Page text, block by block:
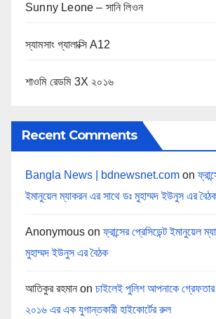
Sunny Leone – সানি লিওন
স্যামসাং গ্যালাক্সি A12
শাওমি রেডমি 3X ২০১৬
Recent Comments
Bangla News | bdnewsnet.com on
ইমানুয়েল ম্যাকরন এর সাথে ডঃ মুহাম্মদ ইউনুস এর
Anonymous onফ্রান্সের প্রেসিডেন্ট ইমানুয়েল
মুহাম্মদ ইউনুস এর বৈঠক
আতিকুর রহমান on চাইলেই পুলিশ আপনাকে
২০১৬ এর এক যুগান্তকারী হাইকোর্টের রুল